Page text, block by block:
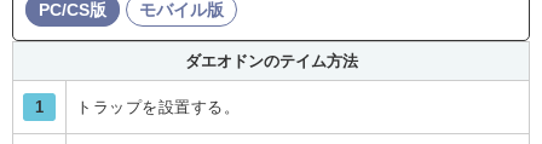
PC/CS版
モバイル版
ダエオドンのテイム方法
1 トラップを設置する。